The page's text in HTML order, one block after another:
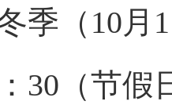
季（10月
30（节假